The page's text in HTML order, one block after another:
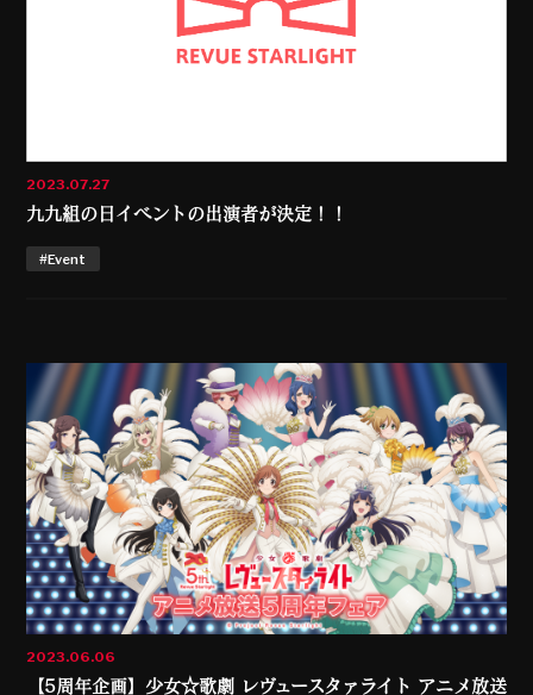
2023.07.27
九九組の日イベントの出演者が決定！！
#Event
2023.06.06
【5周年企画】少女☆歌劇 レヴュースタァライト アニメ放送